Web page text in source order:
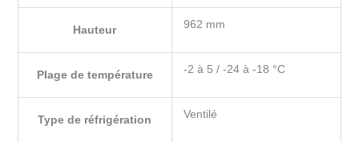
Hauteur 962 mm
Plage de température -2 à 5 / -24 à -18 °C
Type de réfrigération Ventilé